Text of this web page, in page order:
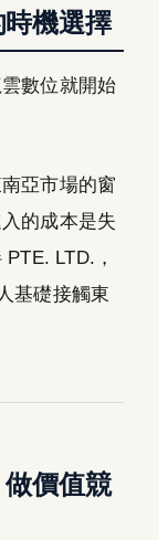
機選擇
數位就開始
亞市場的窗
的成本是失
LTD.，
基礎接觸東
價值競